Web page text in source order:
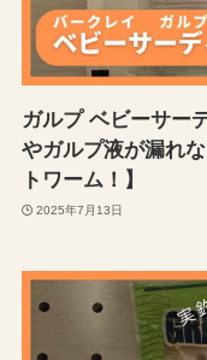
ガルプ ベビーサー
やガルプ液が漏れ
トワーム！】
2025年7月13日